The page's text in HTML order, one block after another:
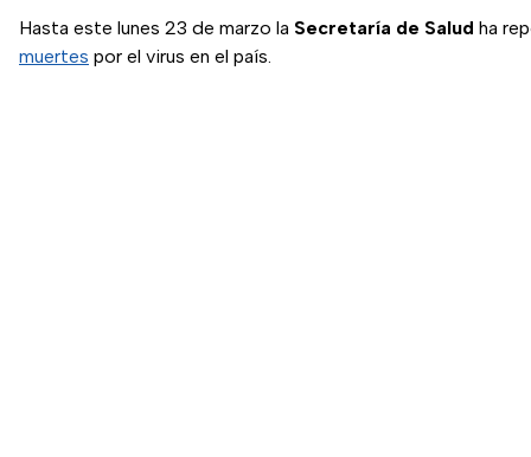
Hasta este lunes 23 de marzo la Secretaría de Salud ha
muertes por el virus en el país.